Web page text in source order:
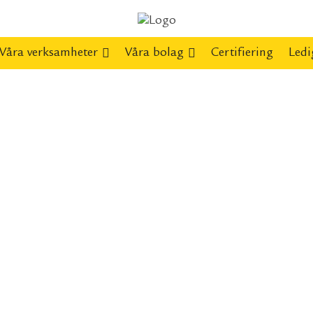
Våra verksamheter Våra bolag Certifiering